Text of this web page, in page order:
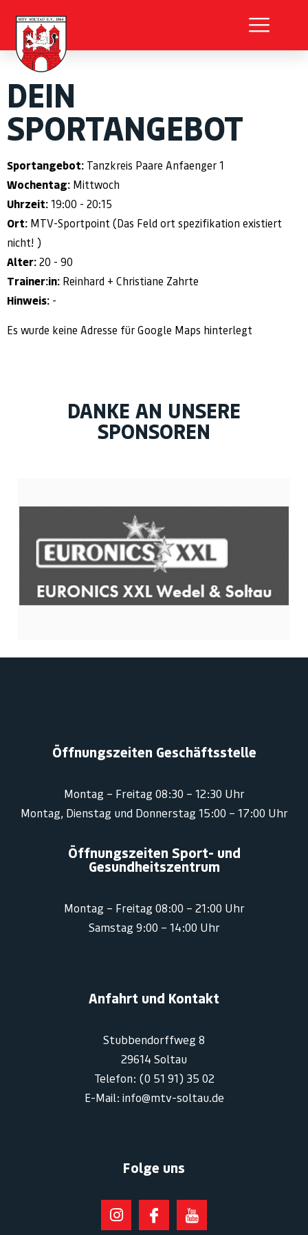
DEIN
SPORTANGEBOT
Sportangebot: Tanzkreis Paare Anfaenger 1
Wochentag: Mittwoch
Uhrzeit: 19:00 - 20:15
Ort: MTV-Sportpoint (Das Feld ort spezifikation existiert
nicht! )
Alter: 20 - 90
Trainer:in: Reinhard + Christiane Zahrte
Hinweis: -
Es wurde keine Adresse für Google Maps hinterlegt
DANKE AN UNSERE
SPONSOREN
Öffnungszeiten Geschäftsstelle
Montag – Freitag 08:30 – 12:30 Uhr
Montag, Dienstag und Donnerstag 15:00 – 17:00 Uhr
Öffnungszeiten Sport- und
Gesundheitszentrum
Montag – Freitag 08:00 – 21:00 Uhr
Samstag 9:00 – 14:00 Uhr
Anfahrt und Kontakt
Stubbendorffweg 8
29614 Soltau
Telefon: (0 51 91) 35 02
E-Mail: info@mtv-soltau.de
Folge uns